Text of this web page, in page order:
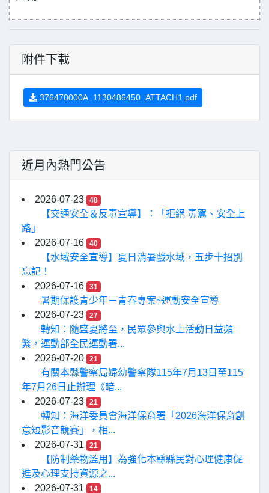
附件下載
376470000A_1130486450_ATTACH1.pdf
近月內熱門公告
2026-07-23 48
【交通安全＆反毒宣導】：「拒絕 毒駕、安全上
路」
2026-07-16
40
【水域安全宣導】夏日消暑戲水域，五步十招別
忘記！
2026-07-16
31
暑期保護青少年－青春專案~運動安全宣導
2026-07-23
27
轉知：隨盛夏將至，民眾參與水上活動日益頻
繁，運動部全民運動署...
2026-07-20
21
有關本縣警察局婦幼警察隊115年7月13日至115
年7月26日止辦理《暗...
2026-07-23
21
轉知：海洋委員會海洋保育署「2026海洋保育創
意短影音競賽」，相...
2026-07-31
21
【防制藥物濫用】為強化本縣縣民對心理健康促
進及心理支持資源之...
2026-07-31
14